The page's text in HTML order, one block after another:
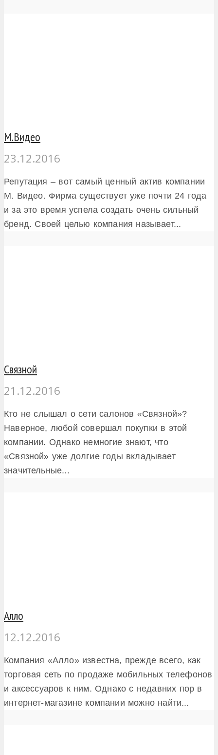
М.Видео
23.12.2016
Репутация – вот самый ценный актив компании
М. Видео. Фирма существует уже почти 24 года
и за это время успела создать очень сильный
бренд. Своей целью компания называет...
Связной
21.12.2016
Кто не слышал о сети салонов «Связной»?
Наверное, любой совершал покупки в этой
компании. Однако немногие знают, что
«Связной» уже долгие годы вкладывает
значительные...
Алло
12.12.2016
Компания «Алло» известна, прежде всего, как
торговая сеть по продаже мобильных телефонов
и аксессуаров к ним. Однако с недавних пор в
интернет-магазине компании можно найти...